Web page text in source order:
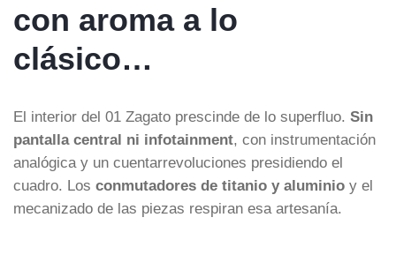
con aroma a lo
clásico…
El interior del 01 Zagato prescinde de lo superfluo. Sin
pantalla central ni infotainment, con instrumentación
analógica y un cuentarrevoluciones presidiendo el
cuadro. Los conmutadores de titanio y aluminio y el
mecanizado de las piezas respiran esa artesanía.